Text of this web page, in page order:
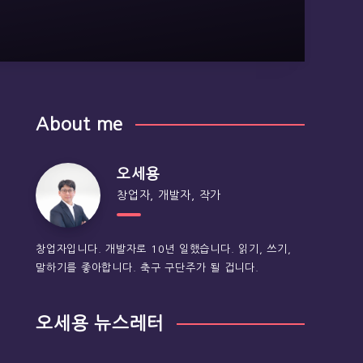
About me
오세용
창업자, 개발자, 작가
창업자입니다. 개발자로 10년 일했습니다. 읽기, 쓰기,
말하기를 좋아합니다. 축구 구단주가 될 겁니다.
오세용 뉴스레터